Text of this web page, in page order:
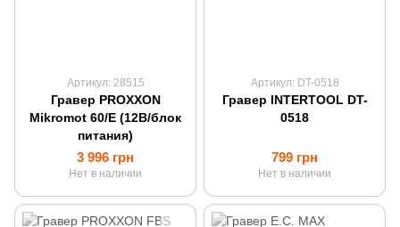
Артикул: 28515
Гравер PROXXON
Mikromot 60/E (12В/блок
питания)
3 996 грн
Нет в наличии
Артикул: DT-0518
Гравер INTERTOOL DT-
0518
799 грн
Нет в наличии